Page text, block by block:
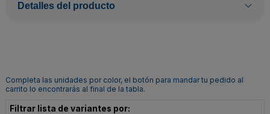
Detalles del producto
Completa las unidades por color, el botón para mandar tu pedido al
carrito lo encontrarás al final de la tabla.
Filtrar lista de variantes por: